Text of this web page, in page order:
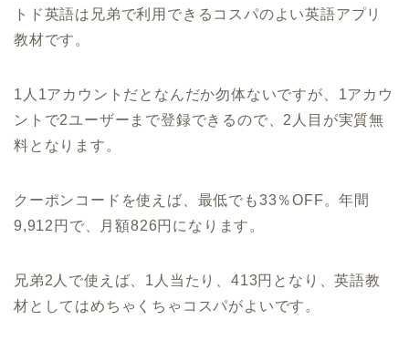
トド英語は兄弟で利用できるコスパのよい英語アプリ
教材です。
1人1アカウントだとなんだか勿体ないですが、1アカウ
ントで2ユーザーまで登録できるので、2人目が実質無
料となります。
クーポンコードを使えば、最低でも33％OFF。年間
9,912円で、月額826円になります。
兄弟2人で使えば、1人当たり、413円となり、英語教
材としてはめちゃくちゃコスパがよいです。